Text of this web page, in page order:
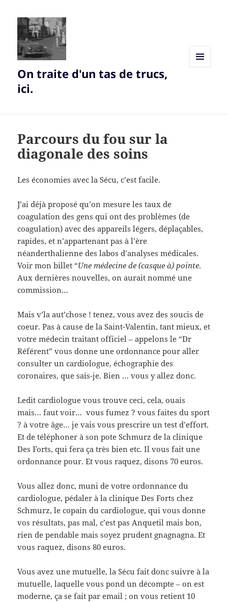
On traite d'un tas de trucs,
ici.
Parcours du fou sur la
diagonale des soins
Les économies avec la Sécu, c’est facile.
J’ai déjà proposé qu’on mesure les taux de
coagulation des gens qui ont des problèmes (de
coagulation) avec des appareils légers, déplaçables,
rapides, et n’appartenant pas à l’ère
néanderthalienne des labos d’analyses médicales.
Voir mon billet “Une médecine de (casque à) pointe.
Aux dernières nouvelles, on aurait nommé une
commission…
Mais v’la aut’chose ! tenez, vous avez des soucis de
coeur. Pas à cause de la Saint-Valentin, tant mieux, et
votre médecin traitant officiel – appelons le “Dr
Référent” vous donne une ordonnance pour aller
consulter un cardiologue, échographie des
coronaires, que sais-je. Bien … vous y allez donc.
Ledit cardiologue vous trouve ceci, cela, ouais
mais… faut voir… vous fumez ? vous faites du sport
? à votre âge… je vais vous prescrire un test d’effort.
Et de téléphoner à son pote Schmurz de la clinique
Des Forts, qui fera ça très bien etc. Il vous fait une
ordonnance pour. Et vous raquez, disons 70 euros.
Vous allez donc, muni de votre ordonnance du
cardiologue, pédaler à la clinique Des Forts chez
Schmurz, le copain du cardiologue, qui vous donne
vos résultats, pas mal, c’est pas Anquetil mais bon,
rien de pendable mais soyez prudent gnagnagna. Et
vous raquez, disons 80 euros.
Vous avez une mutuelle, la Sécu fait donc suivre à la
mutuelle, laquelle vous pond un décompte – on est
moderne, ça se fait par email ; on vous retient 10